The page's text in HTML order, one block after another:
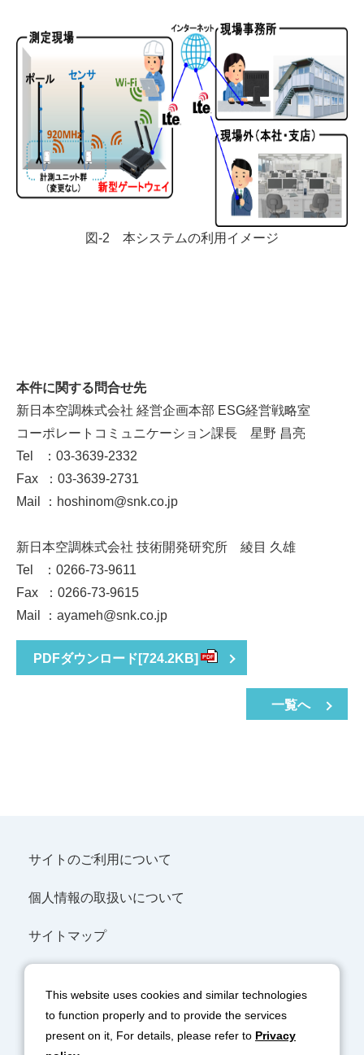
図-2 本システムの利用イメージ
本件に関する問合せ先
新日本空調株式会社 経営企画本部 ESG経営戦略室
コーポレートコミュニケーション課長 星野 昌亮
Tel ：03-3639-2332
Fax ：03-3639-2731
Mail ：hoshinom@snk.co.jp
新日本空調株式会社 技術開発研究所 綾目 久雄
Tel ：0266-73-9611
Fax ：0266-73-9615
Mail ：ayameh@snk.co.jp
PDFダウンロード [724.2KB] PDF
一覧へ
サイトのご利用について
個人情報の取扱いについて
サイトマップ
協力会社の皆様へ
This website uses cookies and similar technologies
to function properly and to provide the services
present on it, For details, please refer to Privacy